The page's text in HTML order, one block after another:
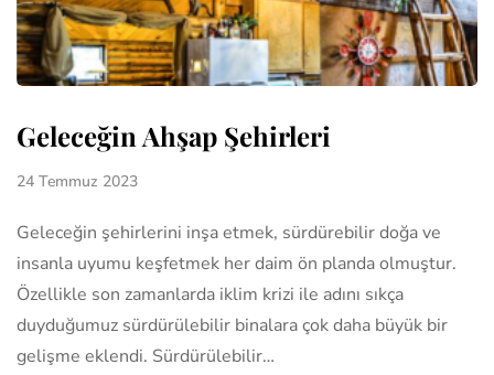
Geleceğin Ahşap Şehirleri
24 Temmuz 2023
Geleceğin şehirlerini inşa etmek, sürdürebilir doğa ve
insanla uyumu keşfetmek her daim ön planda olmuştur.
Özellikle son zamanlarda iklim krizi ile adını sıkça
duyduğumuz sürdürülebilir binalara çok daha büyük bir
gelişme eklendi. Sürdürülebilir…